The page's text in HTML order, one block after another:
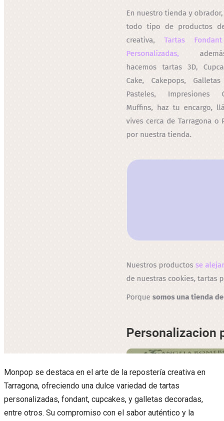
Monpop se destaca en el arte de la repostería creativa en
Tarragona, ofreciendo una dulce variedad de tartas
personalizadas, fondant, cupcakes, y galletas decoradas,
entre otros. Su compromiso con el sabor auténtico y la